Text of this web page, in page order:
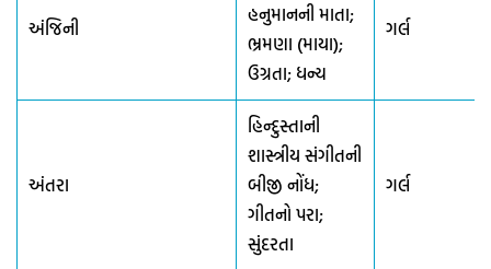
અંજિની
હનુમાનની માતા;
ભ્રમણા (માયા);
ઉગ્રતા; ધન્ય
ગર્લ
અંતરા
હિન્દુસ્તાની
શાસ્ત્રીય સંગીતની
બીજી નોંધ;
ગીતનો પરા;
સુંદરતા
ગર્લ